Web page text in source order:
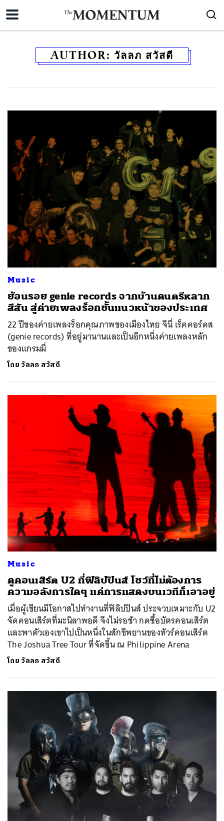
AUTHOR: วัลลภ สวัสดี
Music
ย้อนรอย genie records จากบ้านดนตรีหลาก
สีสัน สู่ค่ายเพลงร็อกชั้นแนวหน้าของประเทศ
22 ปีของค่ายเพลงร็อกคุณภาพของเมืองไทย จีนี่ เร็คคอร์ดส
(genie records) ที่อยู่มานานและเป็นอีกหนึ่งค่ายเพลงหลัก
ของแกรมมี่
โดยวัลลภ สวัสดี
Music
ดูคอนเสิร์ต U2 ที่ฟิลิปปินส์ โชว์ที่ไม่ต้องการ
ความอลังการใดๆ แค่การแสดงบนเวทีก็เอาอยู่
เมื่อผู้เขียนมีโอกาสไปทำงานที่ฟิลิปปินส์ ประจวบเหมาะกับ U2
จัดคอนเสิร์ตที่มะนิลาพอดี จึงไม่รอช้า กดซื้อบัตรคอนเสิร์ต
และพาตัวเองเขาไปเป็นหนึ่งในสักขีพยานของทัวร์คอนเสิร์ต
The Joshua Tree Tour ที่จัดขึ้น ณ Philippine Arena
โดยวัลลภ สวัสดี